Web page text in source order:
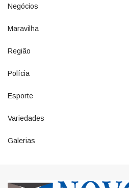
Negócios
Maravilha
Região
Polícia
Esporte
Variedades
Galerias